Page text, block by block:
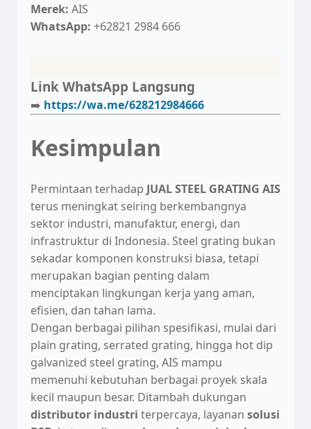
Merek: AIS
WhatsApp: +62821 2984 666
Link WhatsApp Langsung
➡️ https://wa.me/628212984666
Kesimpulan
Permintaan terhadap JUAL STEEL GRATING AIS
terus meningkat seiring berkembangnya
sektor industri, manufaktur, energi, dan
infrastruktur di Indonesia. Steel grating bukan
sekadar komponen konstruksi biasa, tetapi
merupakan bagian penting dalam
menciptakan lingkungan kerja yang aman,
efisien, dan tahan lama.
Dengan berbagai pilihan spesifikasi, mulai dari
plain grating, serrated grating, hingga hot dip
galvanized steel grating, AIS mampu
memenuhi kebutuhan berbagai proyek skala
kecil maupun besar. Ditambah dukungan
distributor industri terpercaya, layanan solusi